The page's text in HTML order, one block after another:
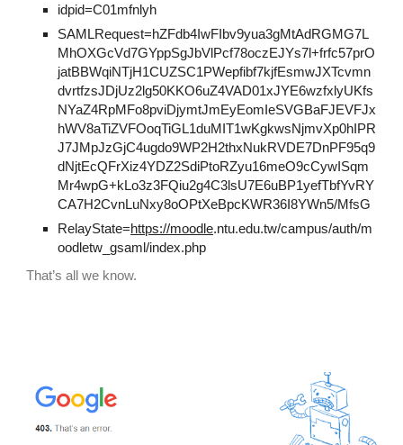
idpid=C01mfnlyh
SAMLRequest=hZFdb4IwFIbv9yua3gMtAdRGMG7L
MhOXGcVd7GYppSgJbVlPcf78oczEJYs7l+frfc57prO
jatBBWqiNTjH1CUZSC1PWepfibf7kjfEsmwJXTcvmn
dvrtfzsJDjUz2lg50KKO6uZ4VAD01xJYE6wzfxlyUKfs
NYaZ4RpMFo8pviDjymtJmEyEomIeSVGBaFJEVFJx
hWV8aTiZVFOoqTiGL1duMIT1wKgkwsNjmvXp0hIPR
J7JMpJzGjC4ugdo9WP2H2thxNukRVDE7DnPF95q9
dNjtEcQFrXiz4YDZ2SdiPtoRZyu16meO9cCywISqm
Mr4wpG+kLo3z3FQiu2g4C3lsU7E6uBP1yefTbfYvRY
CA7H2CvnLuNxy8oOPtXeBpcKWR36I8YWn5/MfsG
RelayState=https://moodle.ntu.edu.tw/campus/auth/m
oodletw_gsaml/index.php
That’s all we know.